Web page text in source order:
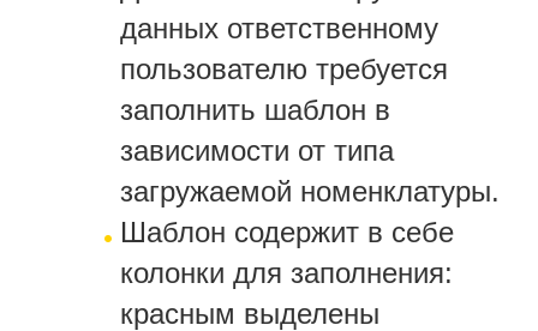
данных ответственному
пользователю требуется
заполнить шаблон в
зависимости от типа
загружаемой номенклатуры.
Шаблон содержит в себе
колонки для заполнения:
красным выделены